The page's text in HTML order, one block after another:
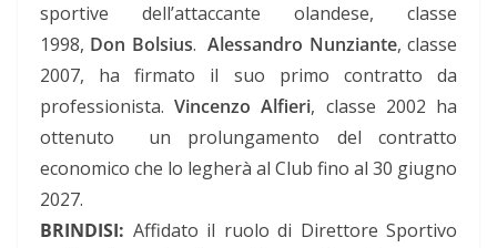
sportive dell’attaccante olandese, classe
1998, Don Bolsius.Alessandro Nunziante, classe
2007, ha firmato il suo primo contratto da
professionista.Vincenzo Alfieri, classe 2002 ha
ottenuto un prolungamento del contratto
economico che lo legherà al Club fino al 30 giugno
2027.
BRINDISI: Affidato il ruolo di Direttore Sportivo